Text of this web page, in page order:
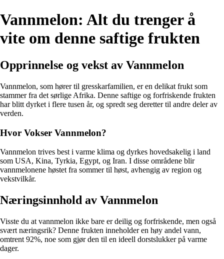
Vannmelon: Alt du trenger å
vite om denne saftige frukten
Opprinnelse og vekst av Vannmelon
Vannmelon, som hører til gresskarfamilien, er en delikat frukt som
stammer fra det sørlige Afrika. Denne saftige og forfriskende frukten
har blitt dyrket i flere tusen år, og spredt seg deretter til andre deler av
verden.
Hvor Vokser Vannmelon?
Vannmelon trives best i varme klima og dyrkes hovedsakelig i land
som USA, Kina, Tyrkia, Egypt, og Iran. I disse områdene blir
vannmelonene høstet fra sommer til høst, avhengig av region og
vekstvilkår.
Næringsinnhold av Vannmelon
Visste du at vannmelon ikke bare er deilig og forfriskende, men også
svært næringsrik? Denne frukten inneholder en høy andel vann,
omtrent 92%, noe som gjør den til en ideell dorstslukker på varme
dager.